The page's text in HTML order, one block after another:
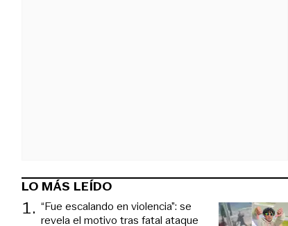
LO MÁS LEÍDO
1. “Fue escalando en violencia”: se
revela el motivo tras fatal ataque